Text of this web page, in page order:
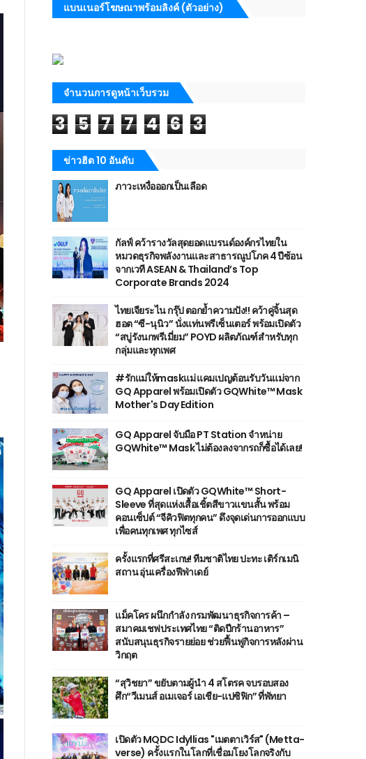
แบนเนอร์โฆษณาพร้อมลิงค์ (ตัวอย่าง)
จำนวนการดูหน้าเว็บรวม
3 5 7 7 4 6 3
ข่าวฮิต 10 อันดับ
ภาวะเหงื่อออกเป็นเลือด
กัลฟ์ คว้ารางวัลสุดยอดแบรนด์องค์กรไทยใน
หมวดธุรกิจพลังงานและสาธารณูปโภค 4 ปีซ้อน
จากเวที ASEAN & Thailand’s Top
Corporate Brands 2024
ไทยเจียระไน กรุ๊ป ตอกย้ำความปัง!! คว้าคู่จิ้นสุด
ฮอต “ซี-นุนิว” นั่งแท่นพรีเซ็นเตอร์ พร้อมเปิดตัว
“สบู่รังนกพรีเมี่ยม” POYD ผลิตภัณฑ์สำหรับทุก
กลุ่มและทุกเพศ
#รักแม่ให้maskแม่ แคมเปญต้อนรับวันแม่จาก
GQ Apparel พร้อมเปิดตัว GQWhite™ Mask
Mother's Day Edition
GQ Apparel จับมือ PT Station จำหน่าย
GQWhite™ Mask ไม่ต้องลงจากรถก็ซื้อได้เลย!
GQ Apparel เปิดตัว GQWhite™ Short-
Sleeve ที่สุดแห่งเสื้อเชิ้ตสีขาวแขนสั้น พร้อม
คอนเซ็ปต์ “จีคิวฟิตทุกคน” ดึงจุดเด่นการออกแบบ
เพื่อคนทุกเพศ ทุกไซส์
ครั้งแรกที่ศรีสะเกษ! ทีมชาติไทย ปะทะ เติร์กเมนิ
สถาน อุ่นเครื่องฟีฟ่าเดย์
แม็คโคร ผนึกกำลัง กรมพัฒนาธุรกิจการค้า –
สมาคมเชฟประเทศไทย “ติดปีกร้านอาหาร”
สนับสนุนธุรกิจรายย่อย ช่วยฟื้นฟูกิจการหลังผ่าน
วิกฤต
“สุวิชยา” ขยับตามผู้นำ 4 สโตรค จบรอบสอง
ศึก“วีเมนส์ อเมเจอร์ เอเชีย-แปซิฟิก” ที่พัทยา
เปิดตัว MQDC Idyllias "เมตตาเวิร์ส" (Metta-
verse) ครั้งแรกในโลกที่เชื่อมโยงโลกจริงกับ